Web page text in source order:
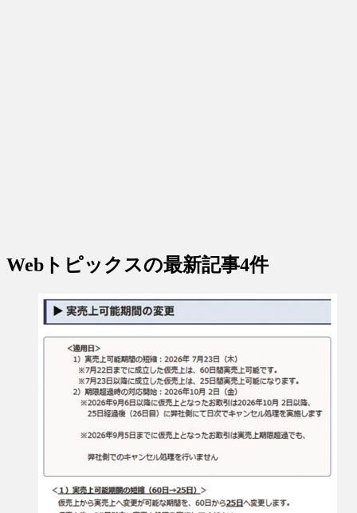
Webトピックスの最新記事4件